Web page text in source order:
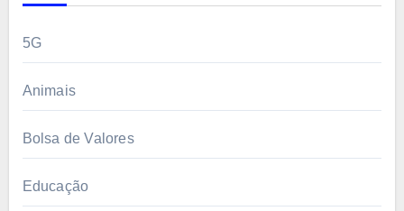
5G
Animais
Bolsa de Valores
Educação